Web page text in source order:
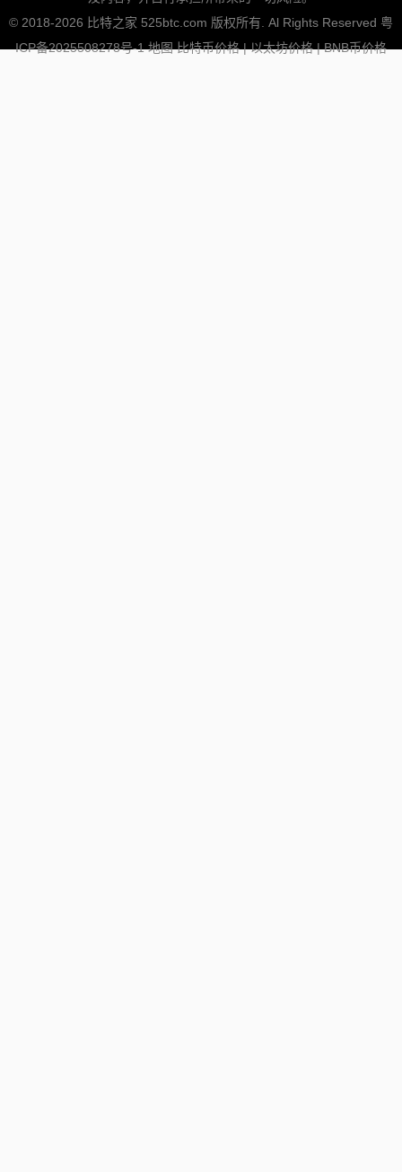
© 2018-2026 比特之家 525btc.com 版权所有. Al Rights Reserved 粤
ICP备2025508278号-1 地图 比特币价格|以太坊价格|BNB币价格